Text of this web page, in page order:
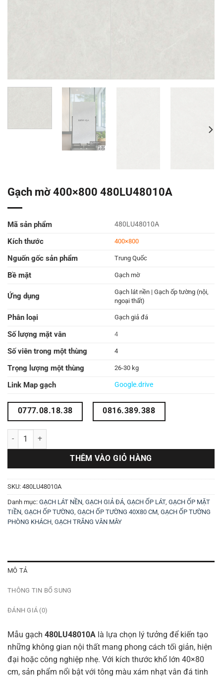
Gạch mờ 400×800 480LU48010A
Mã sản phẩm 480LU48010A
Kích thước 400×800
Nguốn gốc sản phẩm Trung Quốc
Bề mặt Gạch mờ
Ứng dụng
Gạch lát nền | Gạch ốp tường (nội,
ngoại thất)
Phân loại Gạch giả đá
Số lượng mặt vân 4
Số viên trong một thùng 4
Trọng lượng một thùng 26-30 kg
Link Map gạch Google.drive
0777.08.18.38 0816.389.388
Gạch mờ 400x800 480LU48010A số lượng
THÊM VÀO GIỎ HÀNG
SKU: 480LU48010A
Danh mục: GẠCH LÁT NỀN GẠCH GIẢ ĐÁ GẠCH ỐP LÁT, GẠCH ỐP MẶT
TIỀN GẠCH ỐP TƯỜNG GẠCH ỐP TƯỜNG 40X80 CM GẠCH ỐP TƯỜNG
PHÒNG KHÁCH GẠCH TRẮNG VÂN MÂY
MÔ TẢ
THÔNG TIN BỔ SUNG
ĐÁNH GIÁ (0)
Mẫu gạch 480LU48010A là lựa chọn lý tưởng để kiến tạo
những không gian nội thất mang phong cách tối giản, hiện
đại hoặc công nghiệp nhẹ. Với kích thước khổ lớn 40×80
cm, sản phẩm nổi bật với tông màu xám nhạt vân đá tinh